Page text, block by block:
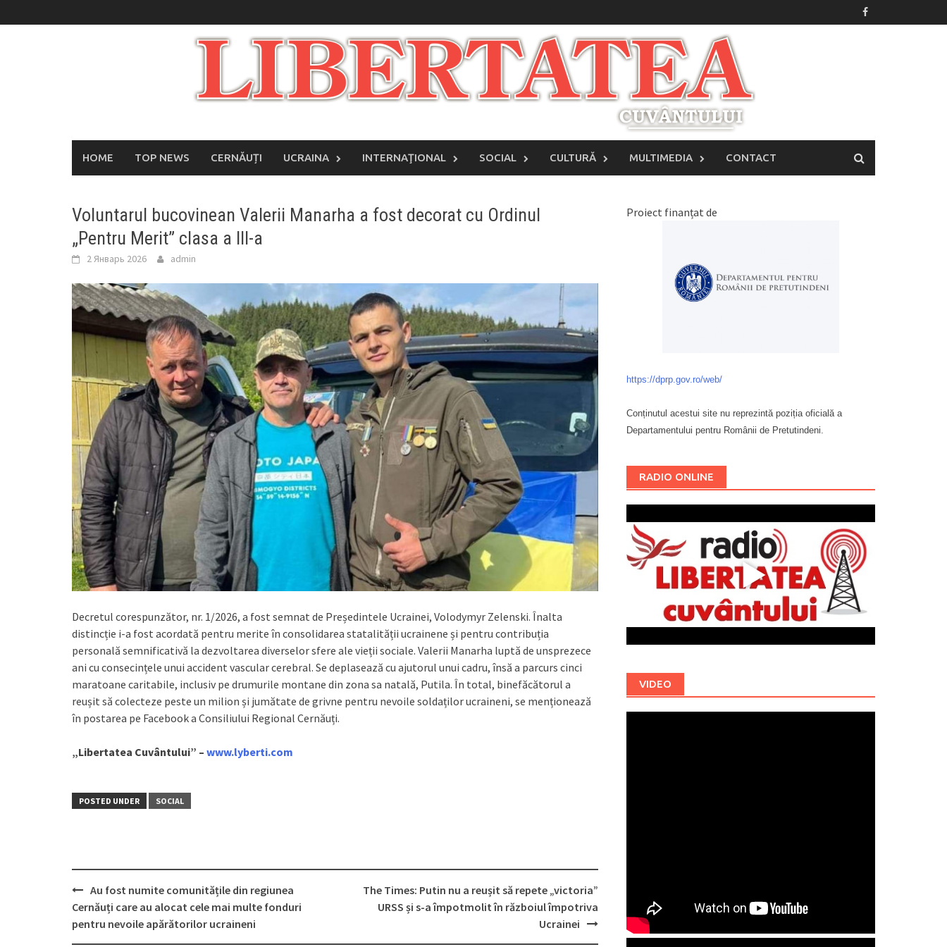
to
HOME TOP NEWS CERNĂUȚI UCRAINA INTERNAŢIONAL SOCIAL CULTURĂ MULTIMEDIA CONTACT
Voluntarul bucovinean Valerii Manarha a fost decorat cu Ordinul
„Pentru Merit” clasa a III-a
2 Январь 2026 admin
Decretul corespunzător, nr. 1/2026, a fost semnat de Președintele Ucrainei, Volodymyr Zelenski. Înalta
distincție i-a fost acordată pentru merite în consolidarea statalității ucrainene și pentru contribuția
personală semnificativă la dezvoltarea diverselor sfere ale vieții sociale. Valerii Manarha luptă de unsprezece
ani cu consecințele unui accident vascular cerebral. Se deplasează cu ajutorul unui cadru, însă a parcurs cinci
maratoane caritabile, inclusiv pe drumurile montane din zona sa natală, Putila. În total, binefăcătorul a
reușit să colecteze peste un milion și jumătate de grivne pentru nevoile soldaților ucraineni, se menționează
în postarea pe Facebook a Consiliului Regional Cernăuți.
„Libertatea Cuvântului” – www.lyberti.com
POSTED UNDER SOCIAL
Post
navigation
Au fost numite comunitățile din regiunea
Cernăuți care au alocat cele mai multe fonduri
pentru nevoile apărătorilor ucraineni
The Times: Putin nu a reușit să repete „victoria”
URSS și s-a împotmolit în războiul împotriva
Ucrainei
Proiect finanțat de
https://dprp.gov.ro/web/
Conținutul acestui site nu reprezintă poziția oficială a
Departamentului pentru Românii de Pretutindeni.
RADIO ONLINE
VIDEO